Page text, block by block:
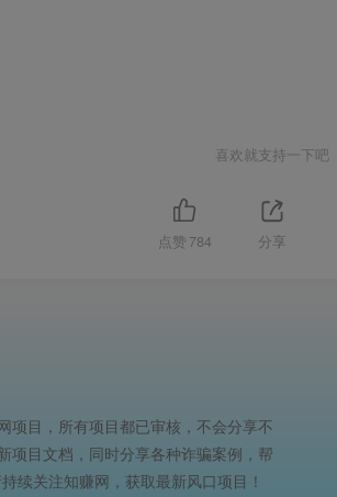
喜欢就支持一下吧
点赞 784 分享
项目，所有项目都已审核，不会分享不
项目文档，同时分享各种诈骗案例，帮
续关注知赚网，获取最新风口项目！